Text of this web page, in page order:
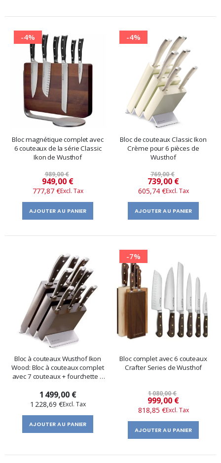
-4%
Bloc magnétique complet avec
6 couteaux de la série Classic
Ikon de Wusthof
989,00 €
Prix
spécial
949,00 €
777,87 €
AJOUTER AU PANIER
-4%
Bloc de couteaux Classic Ikon
Crème pour 6 pièces de
Wusthof
769,00 €
Prix
spécial
739,00 €
605,74 €
AJOUTER AU PANIER
Bloc à couteaux Wusthof Ikon
Wood: Bloc à couteaux complet
avec 7 couteaux + fourchette +
1 499,00 €
1 228,69 €
AJOUTER AU PANIER
-7%
Bloc complet avec 6 couteaux
Crafter Series de Wusthof
1 080,00 €
Prix
spécial
999,00 €
818,85 €
AJOUTER AU PANIER